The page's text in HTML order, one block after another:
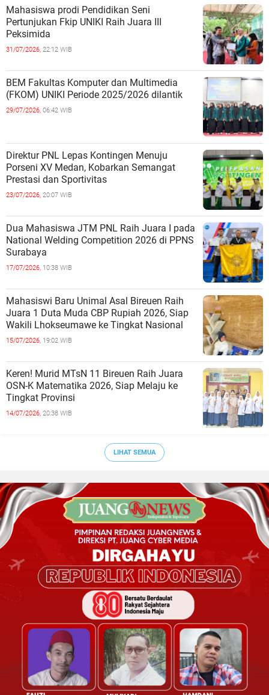
Mahasiswa prodi Pendidikan Seni
Pertunjukan Fkip UNIKI Raih Juara III
Peksimida
31/07/2026, 22:12 WIB
BEM Fakultas Komputer dan Multimedia
(FKOM) UNIKI Periode 2025/2026 dilantik
29/07/2026, 06:42 WIB
Direktur PNL Lepas Kontingen Menuju
Porseni XV Medan, Kobarkan Semangat
Prestasi dan Sportivitas
23/07/2026, 20:07 WIB
Dua Mahasiswa JTM PNL Raih Juara I pada
National Welding Competition 2026 di PPNS
Surabaya
17/07/2026, 10:38 WIB
Mahasiswi Baru Unimal Asal Bireuen Raih
Juara 1 Duta Muda CBP Rupiah 2026, Siap
Wakili Lhokseumawe ke Tingkat Nasional
15/07/2026, 19:02 WIB
Keren! Murid MTsN 11 Bireuen Raih Juara
OSN-K Matematika 2026, Siap Melaju ke
Tingkat Provinsi
14/07/2026, 20:38 WIB
LIHAT SEMUA